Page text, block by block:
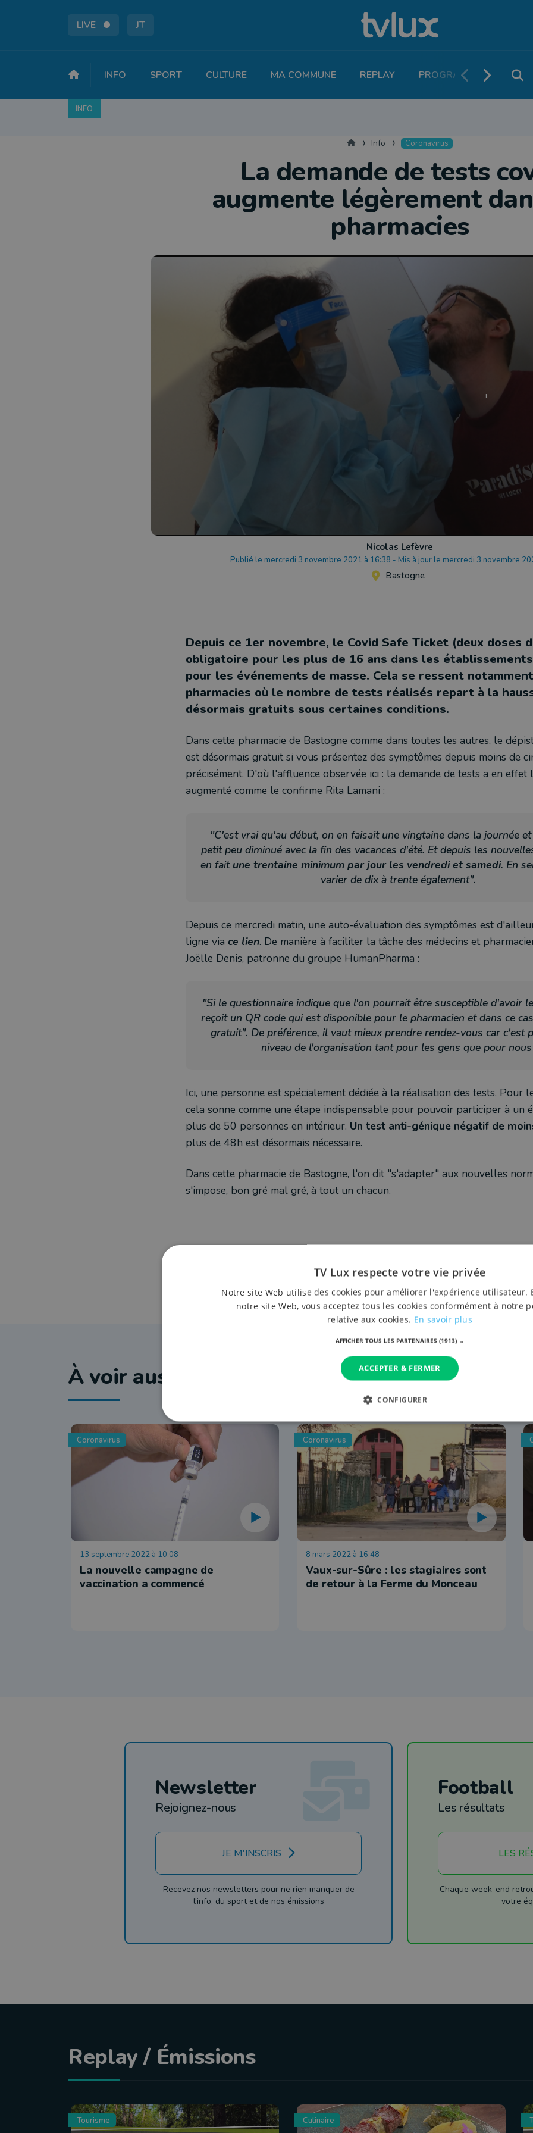
LIVE JT
INFO SPORT CULTURE MA COMMUNE REPLAY PROGRAMME TV
INFO
AccueilInfo Coronavirus
La demande de tests
augmente légèrement
pharmacies
Nicolas Lefèvre
Publié le mercredi 3 novembre 2021 à 16:38 - Mis à jour le mercredi 3 novembre
Bastogne
Depuis ce 1er novembre, le Covid Safe Ticket (deux doses
obligatoire pour les plus de 16 ans dans les
pour les événements de masse. Cela se ressent
pharmacies où le nombre de tests réalisés repart à la
désormais gratuits sous certaines conditions.
Dans cette pharmacie de Bastogne comme dans toutes les autres, le
est désormais gratuit si vous présentez des symptômes depuis moins de
précisément. D'où l'affluence observée ici : la demande de tests a en effet
augmenté comme le confirme Rita Lamani :
"C'est vrai qu'au début, on en faisait une vingtaine dans la journée
petit peu diminué avec la fin des vacances d'été. Et depuis les
en fait une trentaine minimum par jour les vendredi et samedi. En
varier de dix à trente également".
Depuis ce mercredi matin, une auto-évaluation des symptômes est
ligne via ce lien. De manière à faciliter la tâche des médecins et
Joëlle Denis, patronne du groupe HumanPharma :
"Si le questionnaire indique que l'on pourrait être susceptible d'avoir
reçoit un QR code qui est disponible pour le pharmacien et dans ce
gratuit". De préférence, il vaut mieux prendre rendez-vous car c'est
niveau de l'organisation tant pour les gens que pour
Ici, une personne est spécialement dédiée à la réalisation des tests. Pour
cela sonne comme une étape indispensable pour pouvoir participer à un
plus de 50 personnes en intérieur. Un test anti-génique négatif de
plus de 48h est désormais nécessaire.
Dans cette pharmacie de Bastogne, l'on dit "s'adapter" aux nouvelles
s'impose, bon gré mal gré, à tout un chacun.
À voir aussi
Coronavirus
13 septembre 2022 à 10:08
La nouvelle campagne de
vaccination a commencé
Coronavirus
8 mars 2022 à 16:48
Vaux-sur-Sûre : les stagiaires sont
de retour à la Ferme du Monceau
Newsletter
Rejoignez-nous
JE M'INSCRIS
Recevez nos newsletters pour ne rien manquer de
l'info, du sport et de nos émissions
Football
Les résultats
LES
Chaque week-end
votre
Replay / Émissions
Tourisme Culinaire
TV Lux respecte votre vie privée
Notre site Web utilise des cookies pour améliorer l'expérience utilisateur.
notre site Web, vous acceptez tous les cookies conformément à notre
relative aux cookies. En savoir plus
AFFICHER TOUS LES PARTENAIRES (1913) →
ACCEPTER & FERMER
CONFIGURER